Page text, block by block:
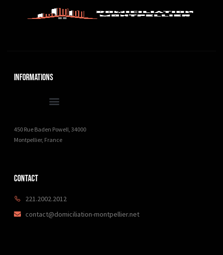
Informations
450 Rue Baden Powell, 34000
Montpellier, France
Contact
221.2002.2012
contact@domiciliation-montpellier.net